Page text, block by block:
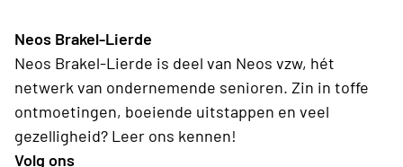
Neos Brakel-Lierde
Neos Brakel-Lierde is deel van Neos vzw, hét
netwerk van ondernemende senioren. Zin in toffe
ontmoetingen, boeiende uitstappen en veel
gezelligheid? Leer ons kennen!
Volg ons